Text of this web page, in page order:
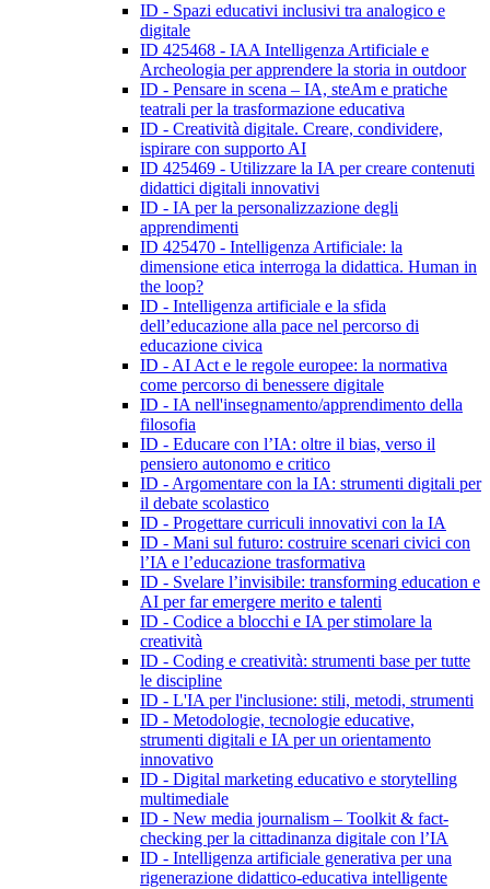
ID - Spazi educativi inclusivi tra analogico e
digitale
ID 425468 - IAA Intelligenza Artificiale e
Archeologia per apprendere la storia in outdoor
ID - Pensare in scena – IA, steAm e pratiche
teatrali per la trasformazione educativa
ID - Creatività digitale. Creare, condividere,
ispirare con supporto AI
ID 425469 - Utilizzare la IA per creare contenuti
didattici digitali innovativi
ID - IA per la personalizzazione degli
apprendimenti
ID 425470 - Intelligenza Artificiale: la
dimensione etica interroga la didattica. Human in
the loop?
ID - Intelligenza artificiale e la sfida
dell’educazione alla pace nel percorso di
educazione civica
ID - AI Act e le regole europee: la normativa
come percorso di benessere digitale
ID - IA nell'insegnamento/apprendimento della
filosofia
ID - Educare con l’IA: oltre il bias, verso il
pensiero autonomo e critico
ID - Argomentare con la IA: strumenti digitali per
il debate scolastico
ID - Progettare curriculi innovativi con la IA
ID - Mani sul futuro: costruire scenari civici con
l’IA e l’educazione trasformativa
ID - Svelare l’invisibile: transforming education e
AI per far emergere merito e talenti
ID - Codice a blocchi e IA per stimolare la
creatività
ID - Coding e creatività: strumenti base per tutte
le discipline
ID - L'IA per l'inclusione: stili, metodi, strumenti
ID - Metodologie, tecnologie educative,
strumenti digitali e IA per un orientamento
innovativo
ID - Digital marketing educativo e storytelling
multimediale
ID - New media journalism – Toolkit & fact-
checking per la cittadinanza digitale con l’IA
ID - Intelligenza artificiale generativa per una
rigenerazione didattico-educativa intelligente